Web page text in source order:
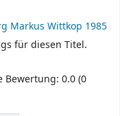
Markus Wittkop 1985
für diesen Titel.
0.0 (0